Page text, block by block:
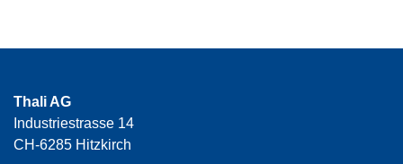
Thali AG
Industriestrasse 14
CH-6285 Hitzkirch